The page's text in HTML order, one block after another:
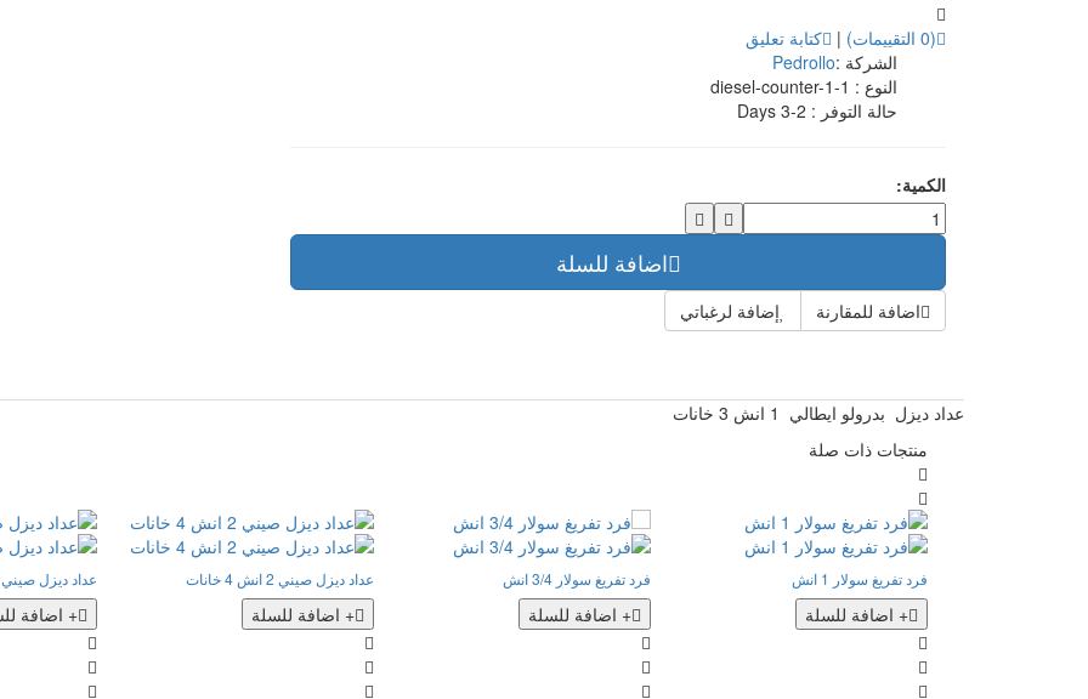
(0 التقييمات) |
كتابة تعليق
الشركة :Pedrollo
النوع :
حالة التوفر :
الكمية:
اضافة للسلة
إضافة لرغباتي اضافة للمقارنة
عداد ديزل بدرولو ايطالي 1 انش 3 خانات
منتجات ذات صلة
عداد ديزل صيني 1.5 انش 4 خانات
+ اضافة
عداد ديزل صيني 2 انش 4 خانات
+ اضافة للسلة
فرد تفريغ سولار 3/4 انش
+ اضافة للسلة
فرد تفريغ سولار 1 انش
+ اضافة للسلة